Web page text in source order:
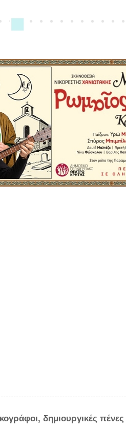
δημιουργικές